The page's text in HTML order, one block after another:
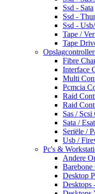
Ssd - Sata
Ssd -
Ssd -
Tape /
Tape
Fibre
Interface
Multi
Pcmcia
Raid
Raid
Sas /
Sata /
Seriële /
Usb /
Pc's &
Andere
Barebone
Desktop
Desktops